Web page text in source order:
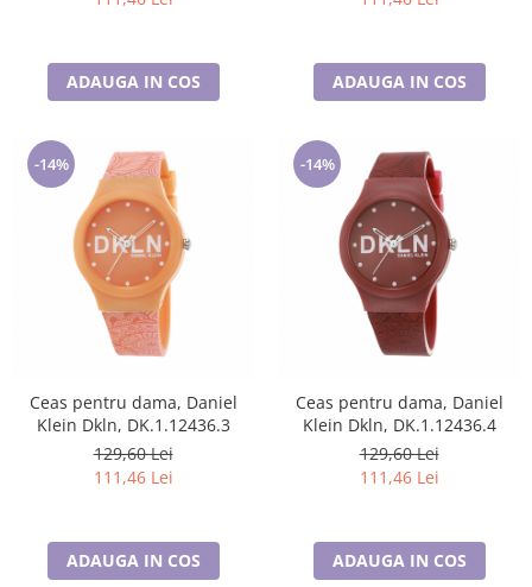
ADAUGA IN COS ADAUGA IN COS
-14%
Ceas pentru dama, Daniel
Klein Dkln, DK.1.12436.3
129,60 Lei
111,46 Lei
ADAUGA IN COS
-14%
Ceas pentru dama, Daniel
Klein Dkln, DK.1.12436.4
129,60 Lei
111,46 Lei
ADAUGA IN COS